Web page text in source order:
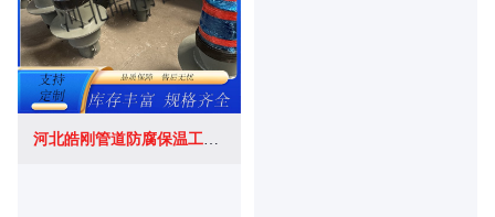
河北皓刚管道防腐保温工程有限公司